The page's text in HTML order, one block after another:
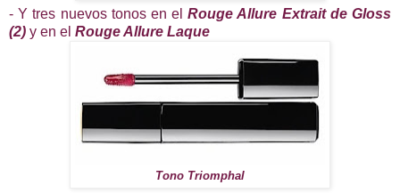
- Y tres nuevos tonos en elRouge Allure Extrait de Gloss
(2) y en el Rouge Allure Laque
Tono Triomphal